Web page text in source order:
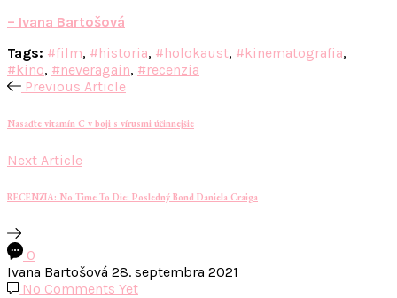
– Ivana Bartošová
Tags: #film, #historia, #holokaust, #kinematografia,
#kino, #neveragain, #recenzia
Previous Article
Nasaďte vitamín C v boji s vírusmi účinnejšie
Next Article
RECENZIA: No Time To Die: Posledný Bond Daniela Craiga
0
Ivana Bartošová 28. septembra 2021
No Comments Yet